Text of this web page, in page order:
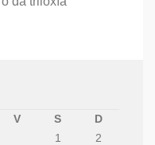
V S
D
1
2